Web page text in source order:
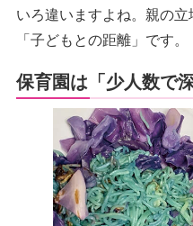
いろ違いますよね。親の
「子どもとの距離」です。
保育園は「少人数で